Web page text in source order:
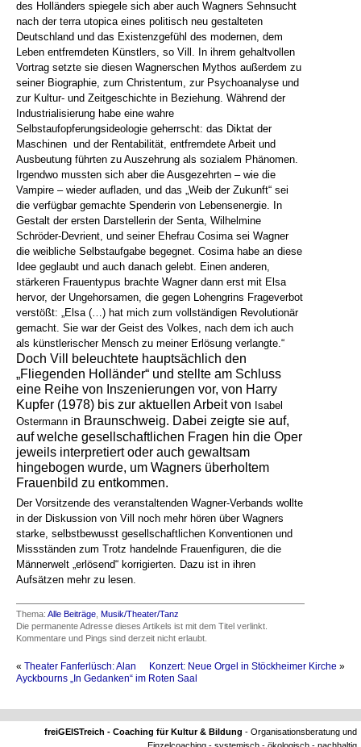
des Holländers spiegele sich aber auch Wagners Sehnsucht
nach der terra utopica eines politisch neu gestalteten
Deutschland und das Existenzgefühl des modernen, dem
Leben entfremdeten Künstlers, so Vill. In ihrem gehaltvollen
Vortrag setzte sie diesen Wagnerschen Mythos außerdem zu
seiner Biographie, zum Christentum, zur Psychoanalyse und
zur Kultur- und Zeitgeschichte in Beziehung. Während der
Industrialisierung habe eine wahre
Selbstaufopferungsideologie geherrscht: das Diktat der
Maschinen und der Rentabilität, entfremdete Arbeit und
Ausbeutung führten zu Auszehrung als sozialem Phänomen.
Irgendwo mussten sich aber die Ausgezehrten – wie die
Vampire – wieder aufladen, und das „Weib der Zukunft“ sei
die verfügbar gemachte Spenderin von Lebensenergie. In
Gestalt der ersten Darstellerin der Senta, Wilhelmine
Schröder-Devrient, und seiner Ehefrau Cosima sei Wagner
die weibliche Selbstaufgabe begegnet. Cosima habe an diese
Idee geglaubt und auch danach gelebt. Einen anderen,
stärkeren Frauentypus brachte Wagner dann erst mit Elsa
hervor, der Ungehorsamen, die gegen Lohengrins Frageverbot
verstößt: „Elsa (…) hat mich zum vollständigen Revolutionär
gemacht. Sie war der Geist des Volkes, nach dem ich auch
als künstlerischer Mensch zu meiner Erlösung verlangte.“
Doch Vill beleuchtete hauptsächlich den
„Fliegenden Holländer“ und stellte am Schluss
eine Reihe von Inszenierungen vor, von Harry
Kupfer (1978) bis zur aktuellen Arbeit von Isabel
Ostermann in Braunschweig. Dabei zeigte sie auf,
auf welche gesellschaftlichen Fragen hin die Oper
jeweils interpretiert oder auch gewaltsam
hingebogen wurde, um Wagners überholtem
Frauenbild zu entkommen.
Der Vorsitzende des veranstaltenden Wagner-Verbands wollte
in der Diskussion von Vill noch mehr hören über Wagners
starke, selbstbewusst gesellschaftlichen Konventionen und
Missständen zum Trotz handelnde Frauenfiguren, die die
Männerwelt „erlösend“ korrigierten. Dazu ist in ihren
Aufsätzen mehr zu lesen.
Thema: Alle Beiträge Musik/Theater/Tanz
Die permanente Adresse dieses Artikels ist mit dem Titel verlinkt.
Kommentare und Pings sind derzeit nicht erlaubt.
Konzert: Neue Orgel in Stöckheimer Kirche »
« Theater Fanferlüsch: Alan
Ayckbourns „In Gedanken“ im Roten Saal
freiGEISTreich - Coaching für Kultur & Bildung - Organisationsberatung und